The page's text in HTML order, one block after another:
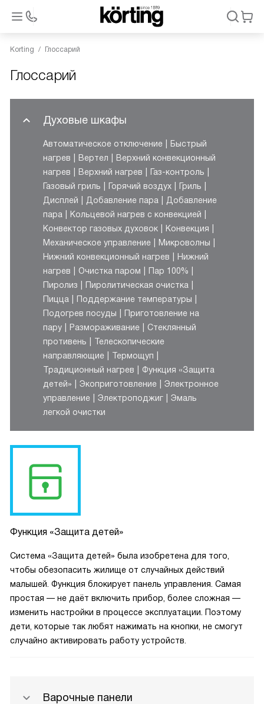
Korting Глоссарий
Глоссарий
Духовые шкафы
Автоматическое отключение
Быстрый
нагрев
Вертел
Верхний конвекционный
нагрев
Верхний нагрев
Газ-контроль
Газовый гриль
Горячий воздух
Гриль
Дисплей
Добавление пара
Добавление
пара
Кольцевой нагрев с конвекцией
Конвектор газовых духовок
Конвекция
Механическое управление
Микроволны
Нижний конвекционный нагрев
Нижний
нагрев
Очистка паром
Пар 100%
Пиролиз
Пиролитическая очистка
Пицца
Поддержание температуры
Подогрев посуды
Приготовление на
пару
Размораживание
Стеклянный
противень
Телескопические
направляющие
Термощуп
Традиционный нагрев
Функция «Защита
детей»
Экоприготовление
Электронное
управление
Электроподжиг
Эмаль
легкой очистки
Функция «Защита детей»
Система «Защита детей» была изобретена для того,
чтобы обезопасить жилище от случайных действий
малышей. Функция блокирует панель управления. Самая
простая — не даёт включить прибор, более сложная —
изменить настройки в процессе эксплуатации. Поэтому
дети, которые так любят нажимать на кнопки, не смогут
случайно активировать работу устройств.
Варочные панели